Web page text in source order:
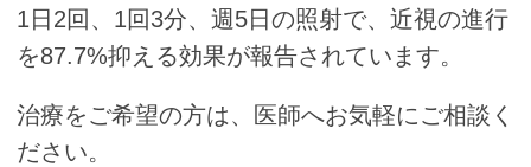
1日2回、1回3分、週5日の照射で、近視の進行
を87.7%抑える効果が報告されています。
治療をご希望の方は、医師へお気軽にご相談く
ださい。